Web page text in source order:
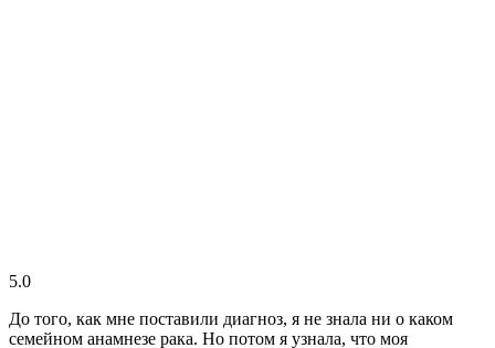
5.0
До того, как мне поставили диагноз, я не знала ни о каком
семейном анамнезе рака. Но потом я узнала, что моя